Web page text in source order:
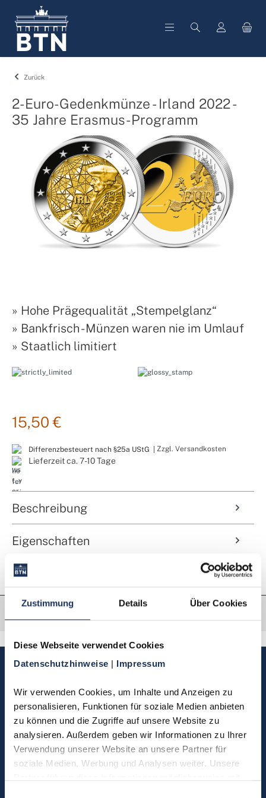
Zustimmung Details Über Cookies
Diese Webseite verwendet Cookies
Datenschutzhinweise | Impressum
Wir verwenden Cookies, um Inhalte und Anzeigen zu
personalisieren, Funktionen für soziale Medien anbieten
zu können und die Zugriffe auf unsere Website zu
analysieren. Außerdem geben wir Informationen zu Ihrer
Verwendung unserer Website an unsere Partner für
soziale Medien, Werbung und Analysen weiter. Unsere
springen
Zurück
2-Euro-Gedenkmünze - Irland 2022 -
35 Jahre Erasmus-Programm
» Hohe Prägequalität „Stempelglanz“
» Bankfrisch - Münzen waren nie im Umlauf
» Staatlich limitiert
15,50 €
Differenzbesteuert nach §25a UStG | Zzgl. Versandkosten
Lieferzeit ca. 7-10 Tage
Beschreibung
Eigenschaften
Sie haben Fragen, möchten
Bestellung zurücksenden?
Kontakt